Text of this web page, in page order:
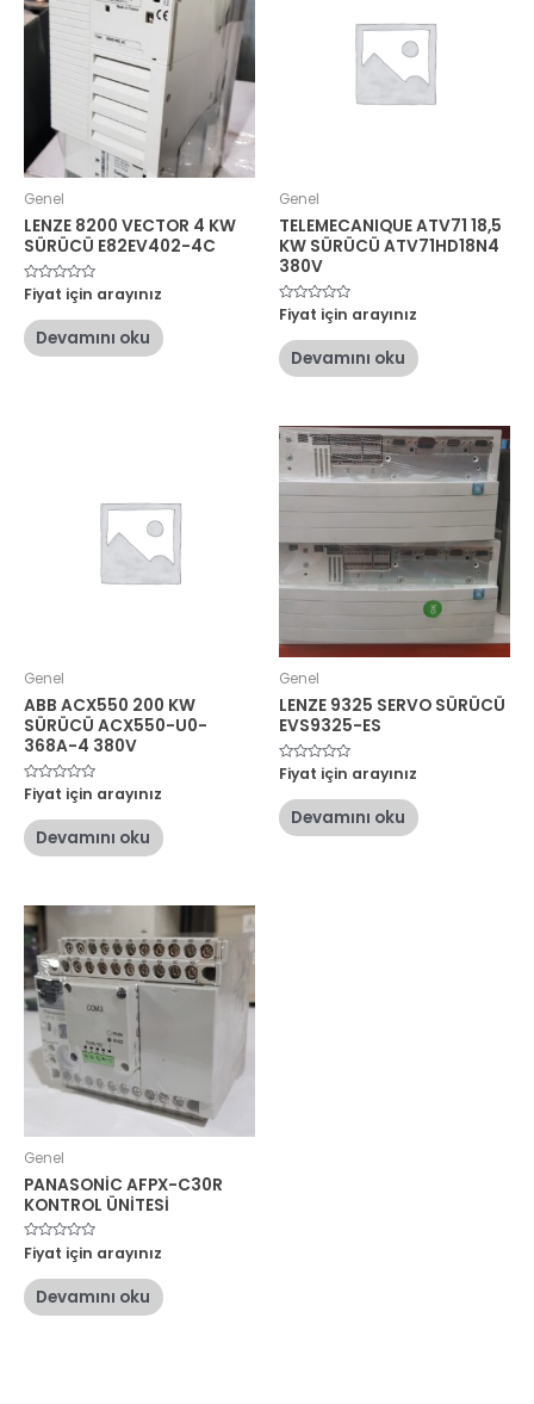
Genel
LENZE 8200 VECTOR 4 KW
SÜRÜCÜ E82EV402-4C
5
üzerinden
oy
aldı
Fiyat için arayınız
Devamını oku
Genel
TELEMECANIQUE ATV71 18,5
KW SÜRÜCÜ ATV71HD18N4
380V
5
üzerinden
oy
aldı
Fiyat için arayınız
Devamını oku
Genel
ABB ACX550 200 KW
SÜRÜCÜ ACX550-U0-
368A-4 380V
5
üzerinden
oy
aldı
Fiyat için arayınız
Devamını oku
Genel
LENZE 9325 SERVO SÜRÜCÜ
EVS9325-ES
5
üzerinden
oy
aldı
Fiyat için arayınız
Devamını oku
Genel
PANASONİC AFPX-C30R
KONTROL ÜNİTESİ
5
üzerinden
oy
aldı
Fiyat için arayınız
Devamını oku